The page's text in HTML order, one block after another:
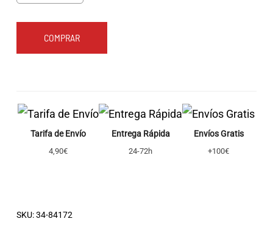
COMPRAR
Tarifa de Envío
4,90€
Entrega Rápida
24-72h
Envíos Gratis
+100€
SKU:34-84172